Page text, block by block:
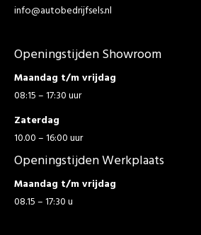
info@autobedrijfsels.nl
Openingstijden Showroom
Maandag t/m vrijdag
08:15 – 17:30 uur
Zaterdag
10.00 – 16:00 uur
Openingstijden Werkplaats
Maandag t/m vrijdag
08.15 – 17:30 u